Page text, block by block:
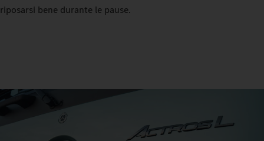
riposarsi bene durante le pause.